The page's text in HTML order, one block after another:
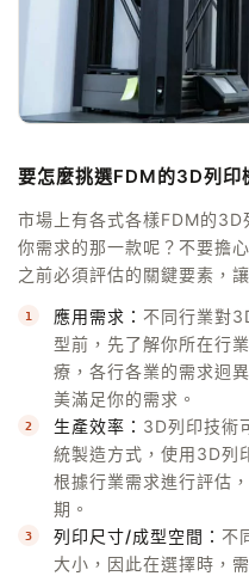
要怎麼挑選FDM的3D列印
市場上有各式各樣FDM的
你需求的那一款呢？不要擔
之前必須評估的關鍵要素，
應用需求： 不同行業對
型前，先了解你所在行
療，各行各業的需求迥
美滿足你的需求。
生產效率： 3D列印技術
統製造方式，使用3D列
根據行業需求進行評估
期。
列印尺寸/成型空間： 不
大小，因此在選擇時，